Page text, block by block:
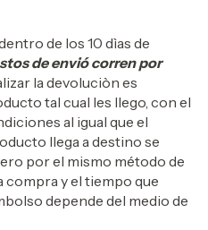
de los 10 dìas de
de envió corren por
la devoluciòn es
tal cual les llego, con el
al igual que el
llega a destino se
por el mismo método de
compra y el tiempo que
depende del medio de